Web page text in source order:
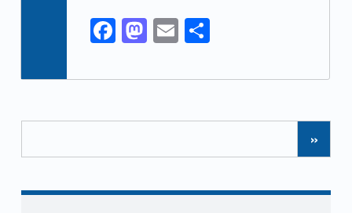
o
k
n
F
ac
e
o
o
k
M
as
to
o
n
E
m
ai
S
ar
Posts Navigation
»